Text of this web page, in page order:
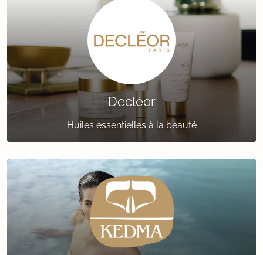
Decléor
Huiles essentielles à la beauté